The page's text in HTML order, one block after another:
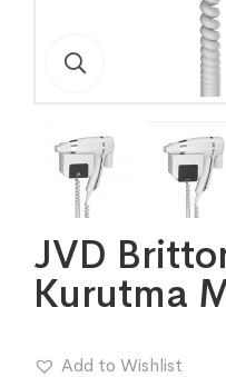
JVD
Kurutma
Add to Wishlist